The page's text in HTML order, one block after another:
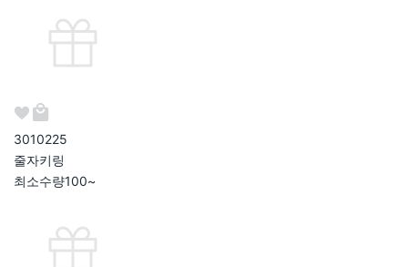
3010225
줄자키링
최소수량100~